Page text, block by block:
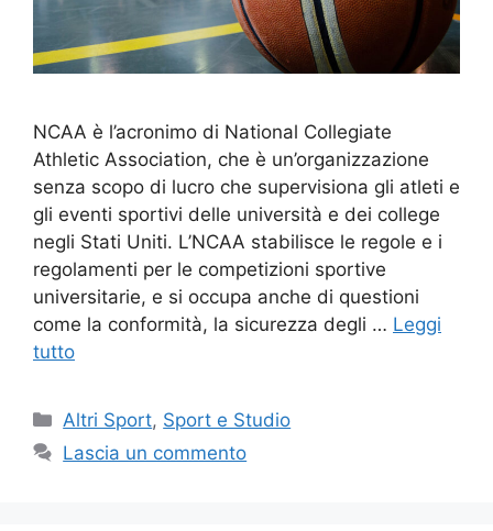
NCAA è l’acronimo di National Collegiate
Athletic Association, che è un’organizzazione
senza scopo di lucro che supervisiona gli atleti e
gli eventi sportivi delle università e dei college
negli Stati Uniti. L’NCAA stabilisce le regole e i
regolamenti per le competizioni sportive
universitarie, e si occupa anche di questioni
come la conformità, la sicurezza degli … Leggi
tutto
Altri Sport, Sport e Studio
Lascia un commento